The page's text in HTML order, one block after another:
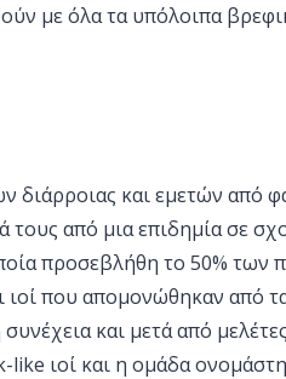
με όλα τα υπόλοιπα
διάρροιας και εμετών από
από μια επιδημία σε
προσεβλήθη το 50% των
ιοί που απομονώθηκαν από
και μετά από
ιοί και η ομάδα